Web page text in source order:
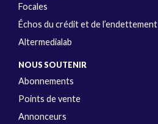
Focales
Échos du crédit et de l’endettement
Altermedialab
NOUS SOUTENIR
Abonnements
Points de vente
Annonceurs